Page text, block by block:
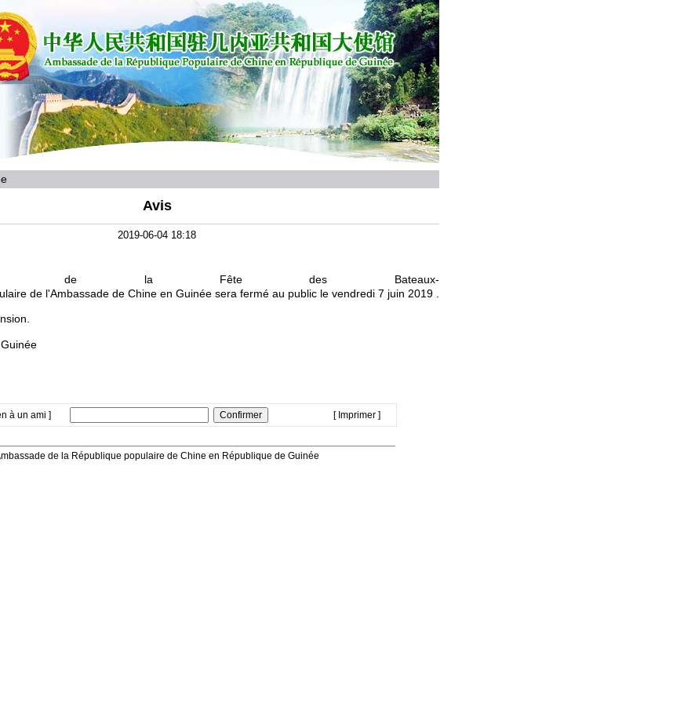
Avis
2019-06-04 18:18
de la Fête des Bateaux-
de l'Ambassade de Chine en Guinée sera fermé au public le vendredi 7 juin 2019
à un ami ] [ Imprimer ]
de la République populaire de Chine en République de Guinée